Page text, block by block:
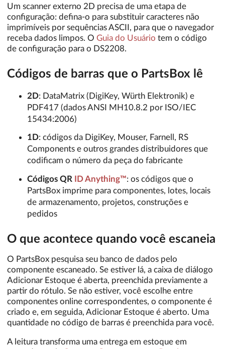
Um scanner externo 2D precisa de uma etapa de
configuração: defina-o para substituir caracteres não
imprimíveis por sequências ASCII, para que o navegador
receba dados limpos. O Guia do Usuário tem o código
de configuração para o DS2208.
Códigos de barras que o PartsBox lê
2D: DataMatrix (DigiKey, Würth Elektronik) e
PDF417 (dados ANSI MH10.8.2 por ISO/IEC
15434:2006)
1D: códigos da DigiKey, Mouser, Farnell, RS
Components e outros grandes distribuidores que
codificam o número da peça do fabricante
Códigos QR ID Anything™: os códigos que o
PartsBox imprime para componentes, lotes, locais
de armazenamento, projetos, construções e
pedidos
O que acontece quando você escaneia
O PartsBox pesquisa seu banco de dados pelo
componente escaneado. Se estiver lá, a caixa de diálogo
Adicionar Estoque é aberta, preenchida previamente a
partir do rótulo. Se não estiver, você escolhe entre
componentes online correspondentes, o componente é
criado e, em seguida, Adicionar Estoque é aberto. Uma
quantidade no código de barras é preenchida para você.
A leitura transforma uma entrega em estoque em